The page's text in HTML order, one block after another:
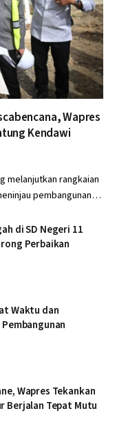
Wapres
Kendawi
melanjutkan rangkaian
pembangunan…
di SD Negeri 11
Perbaikan
Waktu dan
Wapres Tekankan
Berjalan Tepat Mutu